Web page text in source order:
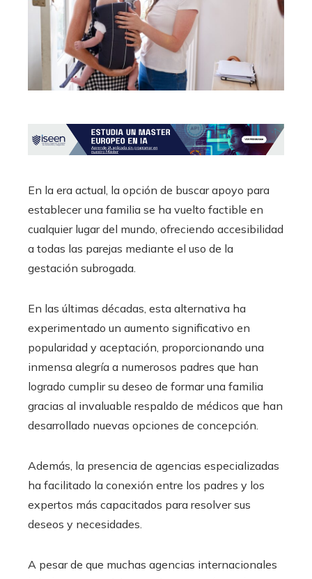
En la era actual, la opción de buscar apoyo para
establecer una familia se ha vuelto factible en
cualquier lugar del mundo, ofreciendo accesibilidad
a todas las parejas mediante el uso de la
gestación subrogada.
En las últimas décadas, esta alternativa ha
experimentado un aumento significativo en
popularidad y aceptación, proporcionando una
inmensa alegría a numerosos padres que han
logrado cumplir su deseo de formar una familia
gracias al invaluable respaldo de médicos que han
desarrollado nuevas opciones de concepción.
Además, la presencia de agencias especializadas
ha facilitado la conexión entre los padres y los
expertos más capacitados para resolver sus
deseos y necesidades.
A pesar de que muchas agencias internacionales